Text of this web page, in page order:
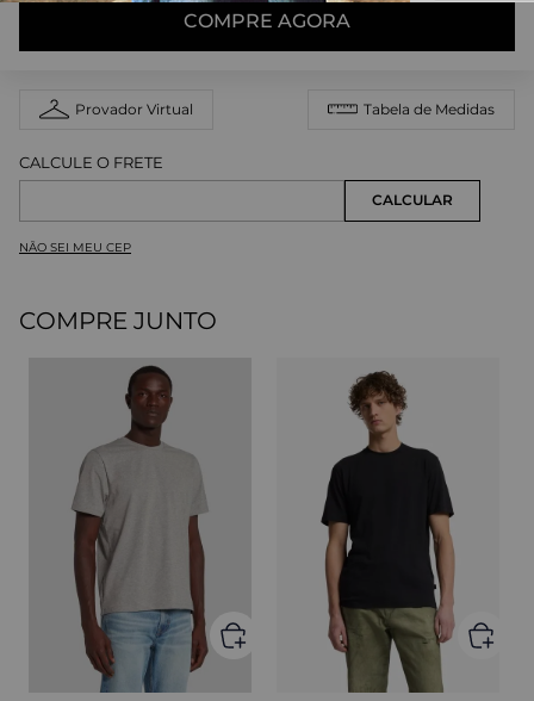
COMPRE AGORA
Provador Virtual Tabela de Medidas
NÃO SEI MEU CEP
COMPRE JUNTO